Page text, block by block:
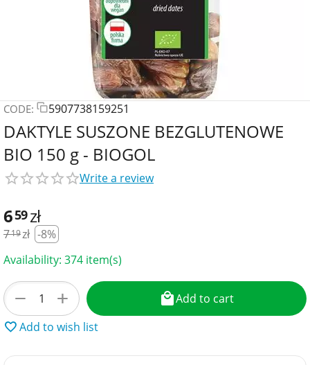
CODE: 5907738159251
DAKTYLE SUSZONE BEZGLUTENOWE
BIO 150 g - BIOGOL
Write a review
659zł
719zł -8%
Availability: 374 item(s)
+
−
Add to cart
Add to wish list